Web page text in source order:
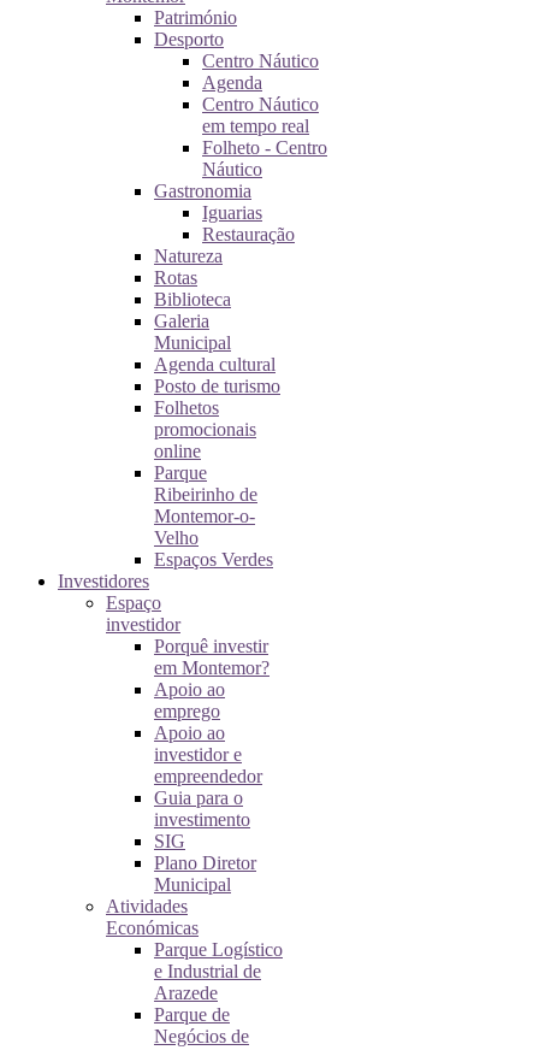
Património
Desporto
Centro Náutico
Agenda
Centro Náutico
em tempo real
Folheto - Centro
Náutico
Gastronomia
Iguarias
Restauração
Natureza
Rotas
Biblioteca
Galeria
Municipal
Agenda cultural
Posto de turismo
Folhetos
promocionais
online
Parque
Ribeirinho de
Montemor-o-
Velho
Espaços Verdes
Investidores
Espaço
investidor
Porquê investir
em Montemor?
Apoio ao
emprego
Apoio ao
investidor e
empreendedor
Guia para o
investimento
SIG
Plano Diretor
Municipal
Atividades
Económicas
Parque Logístico
e Industrial de
Arazede
Parque de
Negócios de